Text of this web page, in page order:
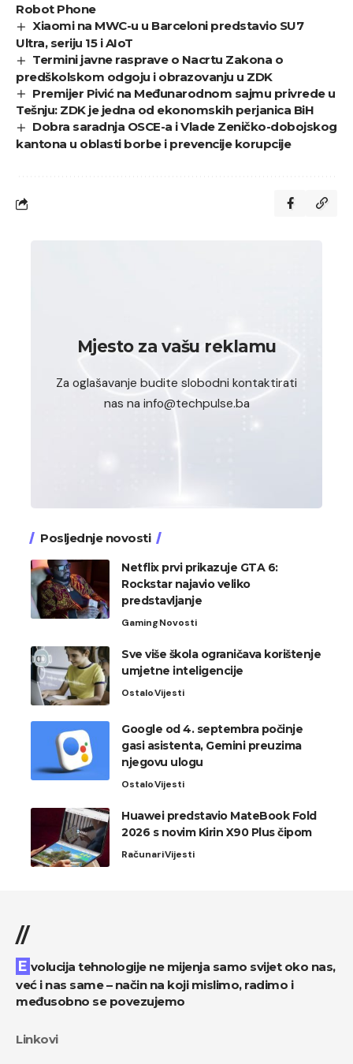
Robot Phone
Xiaomi na MWC-u u Barceloni predstavio SU7
Ultra, seriju 15 i AIoT
Termini javne rasprave o Nacrtu Zakona o
predškolskom odgoju i obrazovanju u ZDK
Premijer Pivić na Međunarodnom sajmu privrede u
Tešnju: ZDK je jedna od ekonomskih perjanica BiH
Dobra saradnja OSCE-a i Vlade Zeničko-dobojskog
kantona u oblasti borbe i prevencije korupcije
Mjesto za vašu reklamu
Za oglašavanje budite slobodni kontaktirati
nas na info@techpulse.ba
Posljednje novosti
Netflix prvi prikazuje GTA 6:
Rockstar najavio veliko
predstavljanje
GamingNovosti
Sve više škola ograničava korištenje
umjetne inteligencije
OstaloVijesti
Google od 4. septembra počinje
gasi asistenta, Gemini preuzima
njegovu ulogu
OstaloVijesti
Huawei predstavio MateBook Fold
2026 s novim Kirin X90 Plus čipom
RačunariVijesti
//
Evolucija tehnologije ne mijenja samo svijet oko nas,
već i nas same – način na koji mislimo, radimo i
međusobno se povezujemo
Linkovi